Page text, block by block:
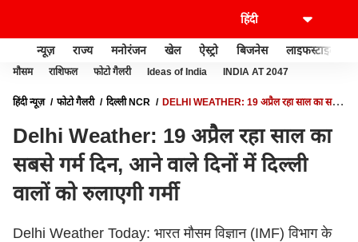
न्यूज़ राज्य मनोरंजन खेल ऐस्ट्रो बिजनेस लाइफस्टाइल
मौसम राशिफल फोटो गैलरी Ideas of India INDIA AT 2047
हिंदी न्यूज़ फोटो गैलरी दिल्ली NCR
DELHI WEATHER: 19 अप्रैल रहा साल का सबसे
Delhi Weather: 19 अप्रैल रहा साल का
सबसे गर्म दिन, आने वाले दिनों में दिल्ली
वालों को रुलाएगी गर्मी
Delhi Weather Today: भारत मौसम विज्ञान (IMF) विभाग के